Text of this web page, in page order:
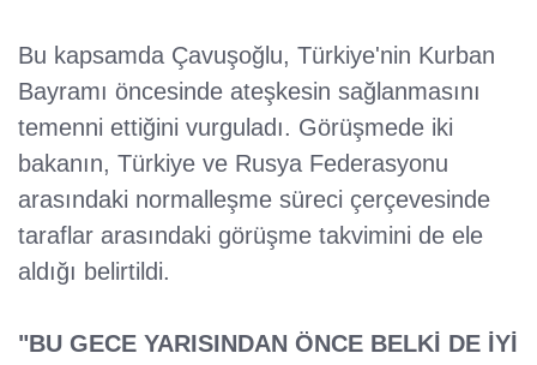
Bu kapsamda Çavuşoğlu, Türkiye'nin Kurban
Bayramı öncesinde ateşkesin sağlanmasını
temenni ettiğini vurguladı. Görüşmede iki
bakanın, Türkiye ve Rusya Federasyonu
arasındaki normalleşme süreci çerçevesinde
taraflar arasındaki görüşme takvimini de ele
aldığı belirtildi.
"BU GECE YARISINDAN ÖNCE BELKİ DE İYİ